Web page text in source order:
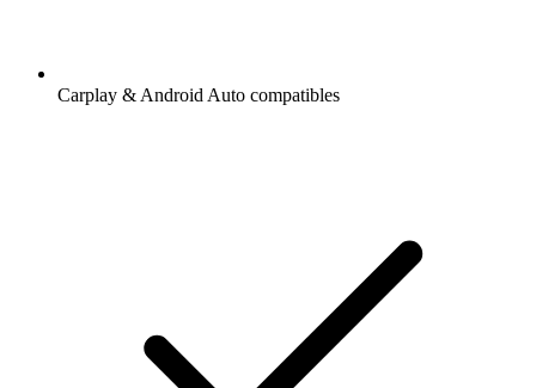
Carplay & Android Auto compatibles